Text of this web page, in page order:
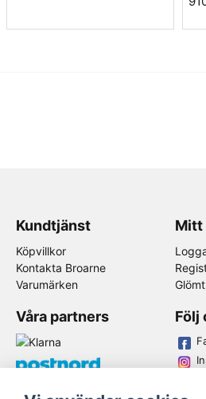
Kundtjänst
Köpvillkor
Kontakta Broarne
Varumärken
Mitt
Våra partners Följ